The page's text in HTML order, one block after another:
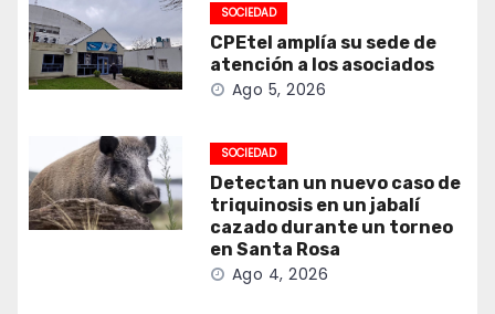
SOCIEDAD
CPEtel amplía su sede de
atención a los asociados
Ago 5, 2026
SOCIEDAD
Detectan un nuevo caso de
triquinosis en un jabalí
cazado durante un torneo
en Santa Rosa
Ago 4, 2026